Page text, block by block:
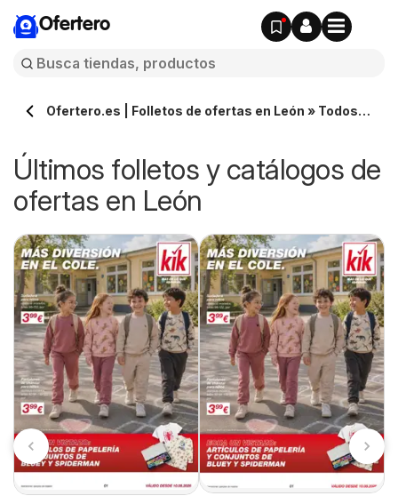
Ofertero
Ofertero.es | Folletos de ofertas en León » Todos
Últimos folletos y catálogos de
ofertas en León